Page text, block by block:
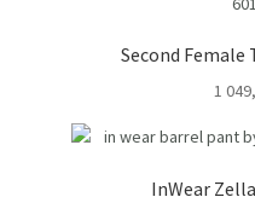
Second
1
InWear